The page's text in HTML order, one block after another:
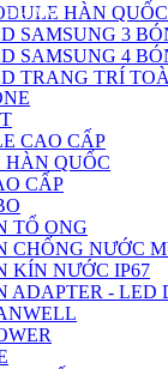
HÀN
SAMSUNG 3
SAMSUNG 4
TRANG TRÍ
PHẨM
CAO CẤP
QUỐC
CẤP
TỔ ONG
CHỐNG NƯỚC
KÍN NƯỚC IP67
ADAPTER - LED